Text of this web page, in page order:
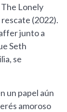
Lonely
(2022).
junto a
Seth
se
un papel aún
amoroso